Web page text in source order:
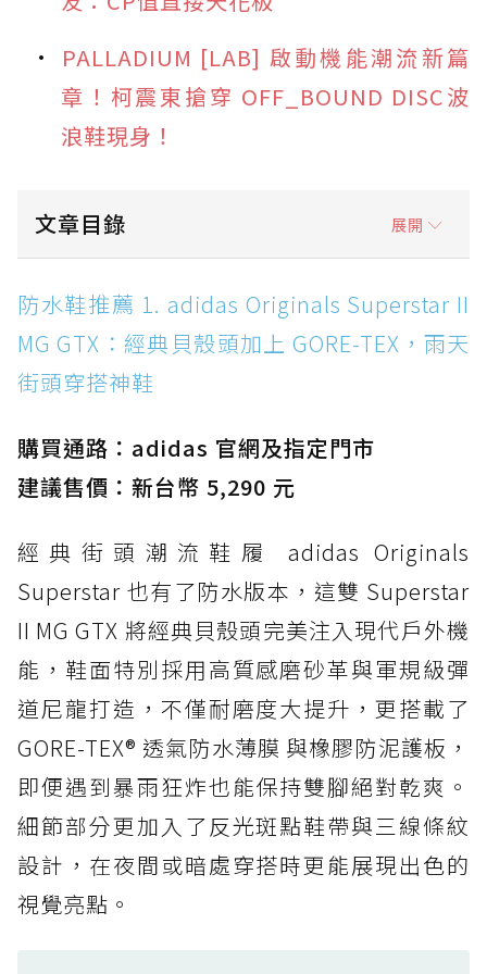
PALLADIUM [LAB] 啟動機能潮流新篇
章！柯震東搶穿 OFF_BOUND DISC波
浪鞋現身！
文章目錄 展開
防水鞋推薦 1. adidas Originals Superstar II
MG GTX：經典貝殼頭加上 GORE-TEX，雨天街
頭穿搭神鞋
防水鞋推薦 2. New Balance Hierro v9 GORE-
防水鞋推薦 3. Nike Dunk Low GORE-TEX：
經典 Dunk 輪廓加上防水科技，雨天穿搭帥度不
打折
防水鞋推薦 4. ASICS TRABUCO 14 GTX：搭
載 GORE-TEX 隱形貼合科技，全方位防水神鞋
防水鞋推薦 5. Salomon XT-6 GORE-TEX：潮
人必備山系鞋王！防滑、防水與街頭顏值一次攻
頂
防水鞋推薦 6. HOKA Stinson Evo GTX：越野
復刻厚底，GORE-TEX 防水與增高神器一次滿
黃靴同級頂級防水，輕量化工裝健走鞋雨天必備
防水鞋推薦 7. Timberland Motion Access：
黃靴同級頂級防水，輕量化工裝健走鞋雨天必備
防水鞋推薦 1. adidas Originals Superstar II
MG GTX：經典貝殼頭加上 GORE-TEX，雨天
街頭穿搭神鞋
購買通路：adidas 官網及指定門市
建議售價：新台幣 5,290 元
經典街頭潮流鞋履 adidas Originals
Superstar 也有了防水版本，這雙 Superstar
II MG GTX 將經典貝殼頭完美注入現代戶外機
能，鞋面特別採用高質感磨砂革與軍規級彈
道尼龍打造，不僅耐磨度大提升，更搭載了
GORE-TEX® 透氣防水薄膜 與橡膠防泥護板，
即便遇到暴雨狂炸也能保持雙腳絕對乾爽。
細節部分更加入了反光斑點鞋帶與三線條紋
設計，在夜間或暗處穿搭時更能展現出色的
視覺亮點。